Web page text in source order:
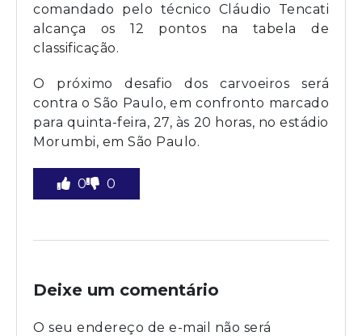
comandado pelo técnico Cláudio Tencati
alcança os 12 pontos na tabela de
classificação.
O próximo desafio dos carvoeiros será
contra o São Paulo, em confronto marcado
para quinta-feira, 27, às 20 horas, no estádio
Morumbi, em São Paulo.
0 0
Deixe um comentário
O seu endereço de e-mail não será